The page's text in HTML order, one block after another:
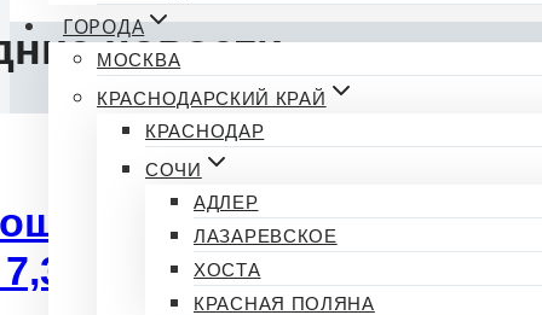
ГОРОДА
МОСКВА
КРАСНОДАРСКИЙ КРАЙ
КРАСНОДАР
СОЧИ
АДЛЕР
ЛАЗАРЕВСКОЕ
ХОСТА
КРАСНАЯ ПОЛЯНА
новости
природного
гектара